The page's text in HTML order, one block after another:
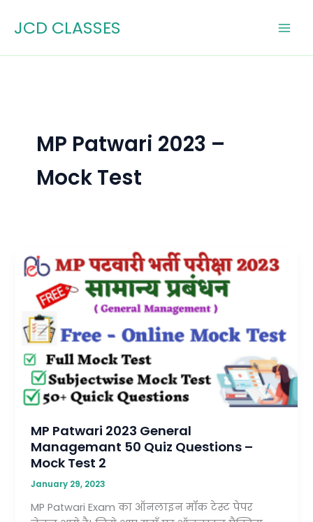
JCD CLASSES
MP Patwari 2023 –
Mock Test
MP Patwari 2023 General
Managemant 50 Quiz Questions –
Mock Test 2
January 29, 2023
MP Patwari Exam का ऑनलाइन मॉक टेस्ट पेपर
MP
Patwari
2023
General
Managemant
50
Quiz
Questions
–
Mock
Test
2